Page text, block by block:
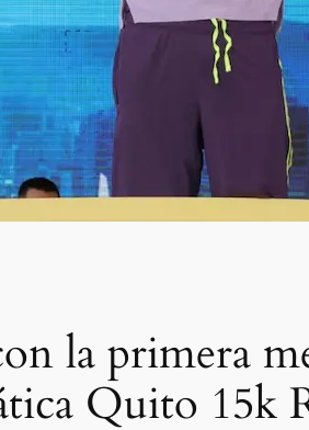
la primera
Quito 15k